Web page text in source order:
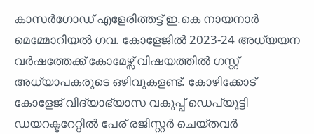
കാസർഗോഡ് എളേരിത്തട്ട്‌ ഇ.കെ നായനാര്‍
മെമ്മോറിയല്‍ ഗവ. കോളേജില്‍ 2023-24 അധ്യയന
വര്‍ഷത്തേക്ക്‌ കോമേഴ്സ്‌ വിഷയത്തില്‍ ഗസ്റ്റ്‌
അധ്യാപകരുടെ ഒഴിവുകളണ്ട്‌. കോഴിക്കോട്‌
കോളേജ്‌ വിദ്യാഭ്യാസ വകുപ്പ്‌ ഡെപ്യൂട്ടി
ഡയറക്ടറേറ്റില്‍ പേര്‌ രജിസ്റ്റര്‍ ചെയ്തവര്‍